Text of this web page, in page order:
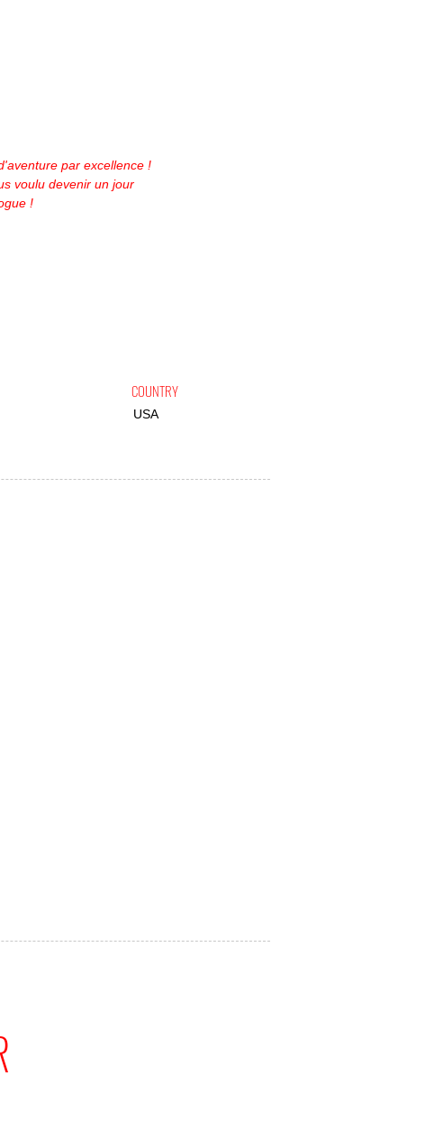
par excellence !
voulu devenir un jour
!
COUNTRY
USA